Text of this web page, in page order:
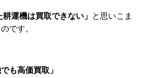
耕運機は買取できない」 と思いこま
です。
も高価買取」